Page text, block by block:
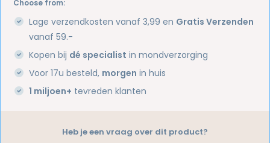
Choose from:
Lage verzendkosten vanaf 3,99 en Gratis Verzenden
vanaf 59.-
Kopen bij dé specialist in mondverzorging
Voor 17u besteld, morgen in huis
1 miljoen+ tevreden klanten
Heb je een vraag over dit product?